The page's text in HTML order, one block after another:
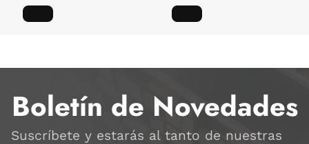
Boletín de Novedades
Suscríbete y estarás al tanto de nuestras